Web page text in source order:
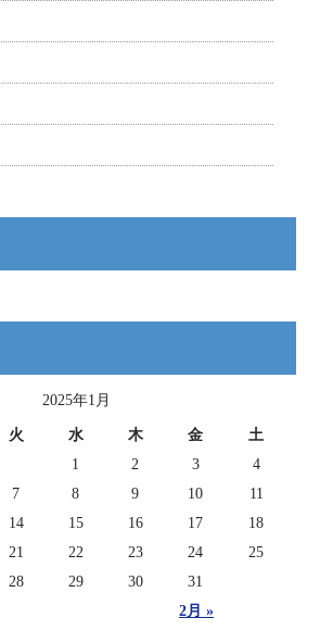
2025年1月
火 水 木 金 土
2月 »
1 2 3
4
7 8 9 10
11
14 15 16 17
18
21 22 23 24
25
28 29 30 31